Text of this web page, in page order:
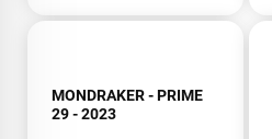
MONDRAKER - PRIME
29 - 2023